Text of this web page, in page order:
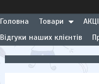
Головна Товари
Відгуки наших клієнтів